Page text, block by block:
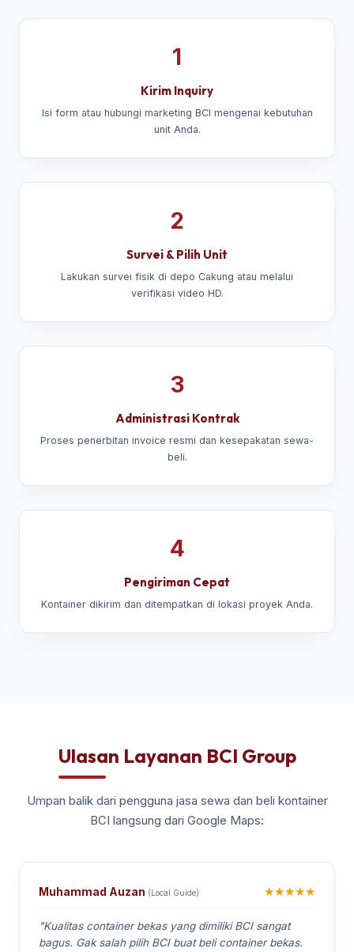
1
Kirim Inquiry
Isi form atau hubungi marketing BCI mengenai kebutuhan
unit Anda.
2
Survei & Pilih Unit
Lakukan survei fisik di depo Cakung atau melalui
verifikasi video HD.
3
Administrasi Kontrak
Proses penerbitan invoice resmi dan kesepakatan sewa-
beli.
4
Pengiriman Cepat
Kontainer dikirim dan ditempatkan di lokasi proyek Anda.
Ulasan Layanan BCI Group
Umpan balik dari pengguna jasa sewa dan beli kontainer
BCI langsung dari Google Maps:
Muhammad Auzan (Local Guide) ★★★★★
"Kualitas container bekas yang dimiliki BCI sangat
bagus. Gak salah pilih BCI buat beli container bekas.